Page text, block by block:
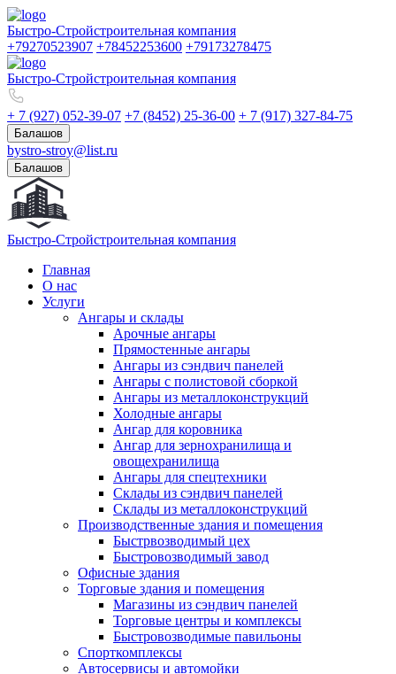
Быстро-Стройстроительная компания
+79270523907 +78452253600 +79173278475
Быстро-Стройстроительная компания
+ 7 (927) 052-39-07 +7 (8452) 25-36-00 + 7 (917) 327-84-75
Балашов
bystro-stroy@list.ru
Балашов
Быстро-Стройстроительная компания
Главная
О нас
Услуги
Ангары и склады
Арочные ангары
Прямостенные ангары
Ангары из сэндвич панелей
Ангары с полистовой сборкой
Ангары из металлоконструкций
Холодные ангары
Ангар для коровника
Ангар для зернохранилища и
овощехранилища
Ангары для спецтехники
Склады из сэндвич панелей
Склады из металлоконструкций
Производственные здания и помещения
Быстрвозводимый цех
Быстровозводимый завод
Офисные здания
Торговые здания и помещения
Магазины из сэндвич панелей
Торговые центры и комплексы
Быстровозводимые павильоны
Спорткомплексы
Автосервисы и автомойки